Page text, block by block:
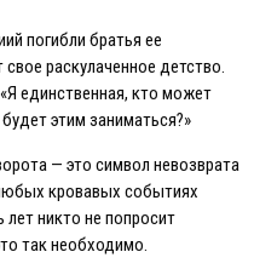
погибли братья ее
раскулаченное детство.
единственная, кто может
этим заниматься?»
— это символ невозврата
кровавых событиях
лет никто не попросит
так необходимо.